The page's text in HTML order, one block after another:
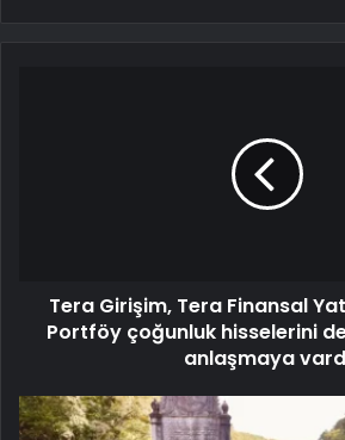
Tera Girişim, Tera Finansal
Portföy çoğunluk hisselerini
anlaşmaya